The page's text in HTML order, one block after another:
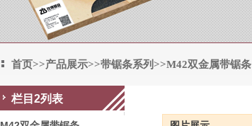
首页>>产品展示>>带锯条系列>>M42双金属带锯条
栏目2列表